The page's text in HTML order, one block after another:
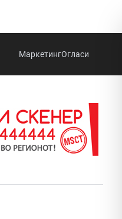
МаркетингОгласи